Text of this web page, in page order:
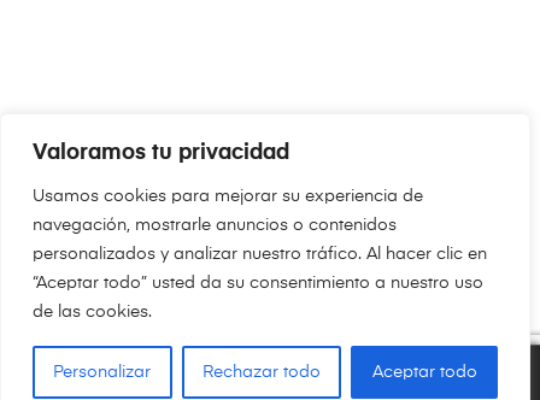
Valoramos tu privacidad
Usamos cookies para mejorar su experiencia de
navegación, mostrarle anuncios o contenidos
personalizados y analizar nuestro tráfico. Al hacer clic en
“Aceptar todo” usted da su consentimiento a nuestro uso
de las cookies.
Personalizar Rechazar todo Aceptar todo
reservados.
0